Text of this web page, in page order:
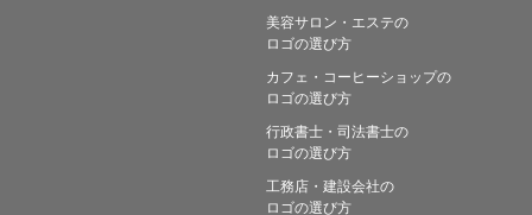
美容サロン・エステの
ロゴの選び方
カフェ・コーヒーショップの
ロゴの選び方
行政書士・司法書士の
ロゴの選び方
工務店・建設会社の
ロゴの選び方